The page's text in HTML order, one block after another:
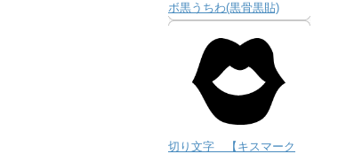
ボ黒うちわ(黒骨黒貼)
切り文字 【キスマーク